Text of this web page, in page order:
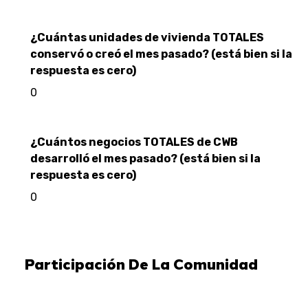
¿Cuántas unidades de vivienda TOTALES
conservó o creó el mes pasado? (está bien si la
respuesta es cero)
0
¿Cuántos negocios TOTALES de CWB
desarrolló el mes pasado? (está bien si la
respuesta es cero)
0
Participación De La Comunidad